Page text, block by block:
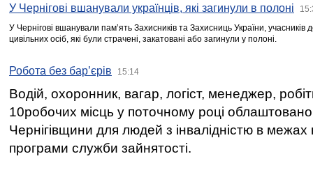
У Чернігові вшанували українців, які загинули в полоні
У Чернігові вшанували пам’ять Захисників та Захисниць України,
цивільних осіб, які були страчені, закатовані або загинули у полоні.
Робота без бар’єрів 15:14
Водій, охоронник, вагар, логіст, менеджер,
10робочих місць у поточному році
Чернігівщини для людей з інвалідністю в межах
програми служби зайнятості.